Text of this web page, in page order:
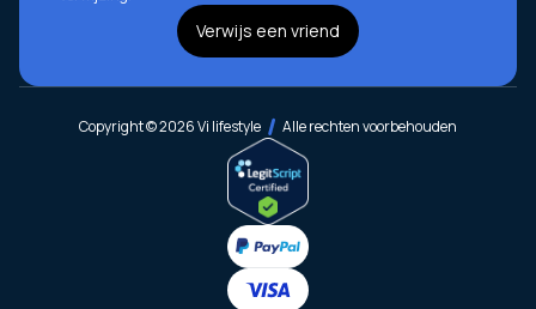
Verwijs een vriend
Copyright © 2026 Vi lifestyle Alle rechten voorbehouden